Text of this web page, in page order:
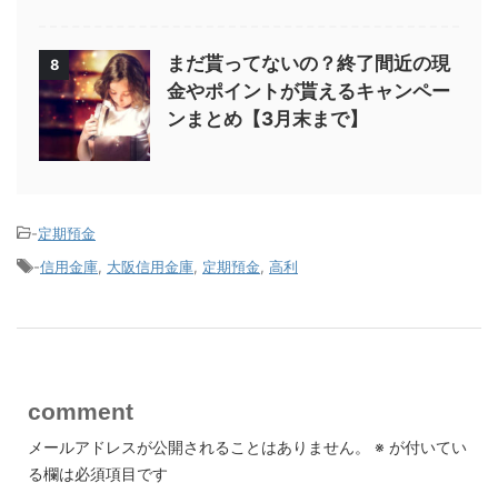
8
まだ貰ってないの？終了間近の現
金やポイントが貰えるキャンペー
ンまとめ【3月末まで】
-定期預金
-信用金庫 大阪信用金庫 定期預金 高利
comment
メールアドレスが公開されることはありません。 ※ が付いてい
る欄は必須項目です